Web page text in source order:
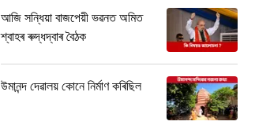
আজি সন্ধিয়া বাজপেয়ী ভৱনত অমিত
শ্বাহৰ ৰুদ্ধদ্বাৰ বৈঠক
উমানন্দ দেৱালয় কোনে নিৰ্মাণ কৰিছিল